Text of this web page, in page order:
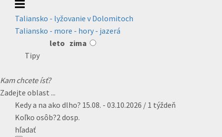
Taliansko - lyžovanie v Dolomitoch
Taliansko - more - hory - jazerá
leto zima
Tipy
Kam chcete ísť?
Zadejte oblast ...
Kedy a na ako dlho? 15.08. - 03.10.2026 / 1 týždeň
Koľko osôb?2 dosp.
hľadať